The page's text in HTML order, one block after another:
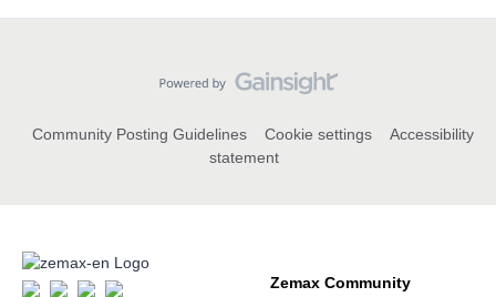
Community Posting Guidelines Cookie settings
Accessibility
statement
Zemax Community